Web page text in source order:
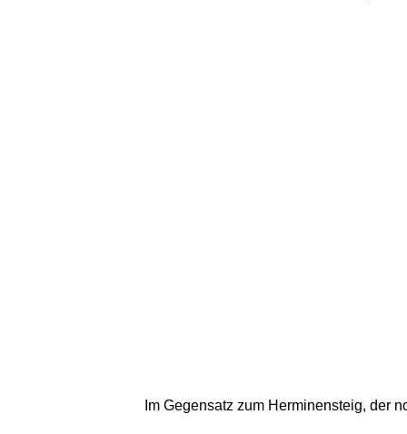
Im Gegensatz zum Herminensteig, der